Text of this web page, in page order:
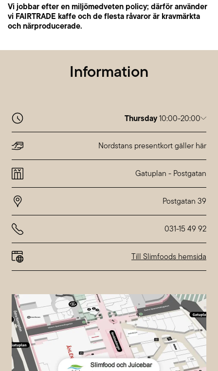
Vi jobbar efter en miljömedveten policy; därför använder
vi FAIRTRADE kaffe och de flesta råvaror är kravmärkta
och närproducerade.
Information
Thursday10:00-20:00
Monday
10:00-20:00
Tuesday
10:00-20:00
10:00-20:00
Special hours atNordstan
Nordstans presentkort gäller här
Gatuplan - Postgatan
031-15 49 92
Till Slimfoods hemsida